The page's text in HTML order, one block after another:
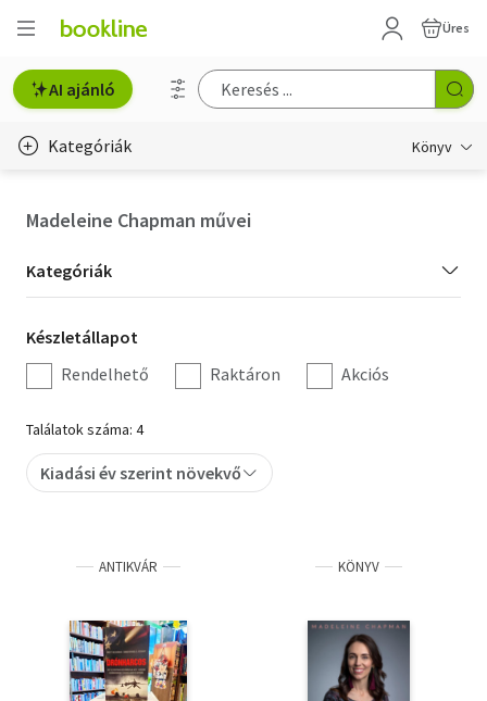
Üres
AI ajánló
Kategóriák Könyv
Hobbi, szabadidő
Irodalom
Művészet
Szakkönyv
Tankönyv, segédkönyv
Társadalomtudomány
Természettudomány
Madeleine Chapman művei
Kategória
szűrés
Kategóriák
Készletállapot
szűrés
Készletállapot
Rendelhető
Raktáron Akciós
Találatok száma: 4
Kiadási év szerint növekvő
ANTIKVÁR KÖNYV